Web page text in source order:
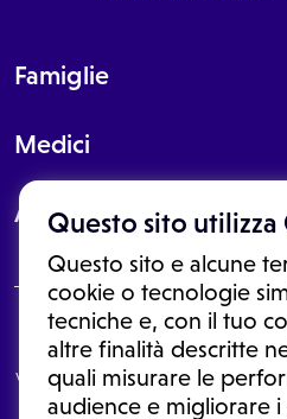
Questo sito utilizza
Questo sito e alcune
cookie o tecnologie
tecniche e, con il tuo
altre finalità descritte
quali misurare le
audience e migliorare
Famiglie
Medici
About
Le informazioni proposte in questo
In nessun caso, queste
visita o una diagnosi formulata dal
le informazioni disponibili come
una diagnosi, la determinazione di